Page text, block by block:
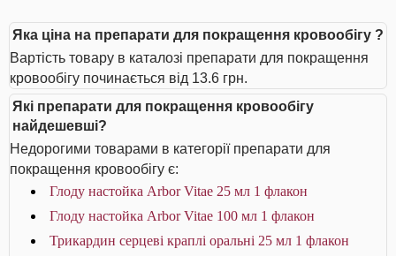
Яка ціна на препарати для покращення кровообігу ?
Вартість товару в каталозі препарати для покращення
кровообігу починається від 13.6 грн.
Які препарати для покращення кровообігу
найдешевші?
Недорогими товарами в категорії препарати для
покращення кровообігу є:
Глоду настойка Arbor Vitae 25 мл 1 флакон
Глоду настойка Arbor Vitae 100 мл 1 флакон
Трикардин серцеві краплі оральні 25 мл 1 флакон